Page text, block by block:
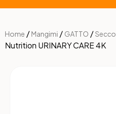
Home / Mangimi / GATTO /Secco
Nutrition URINARY CARE 4K